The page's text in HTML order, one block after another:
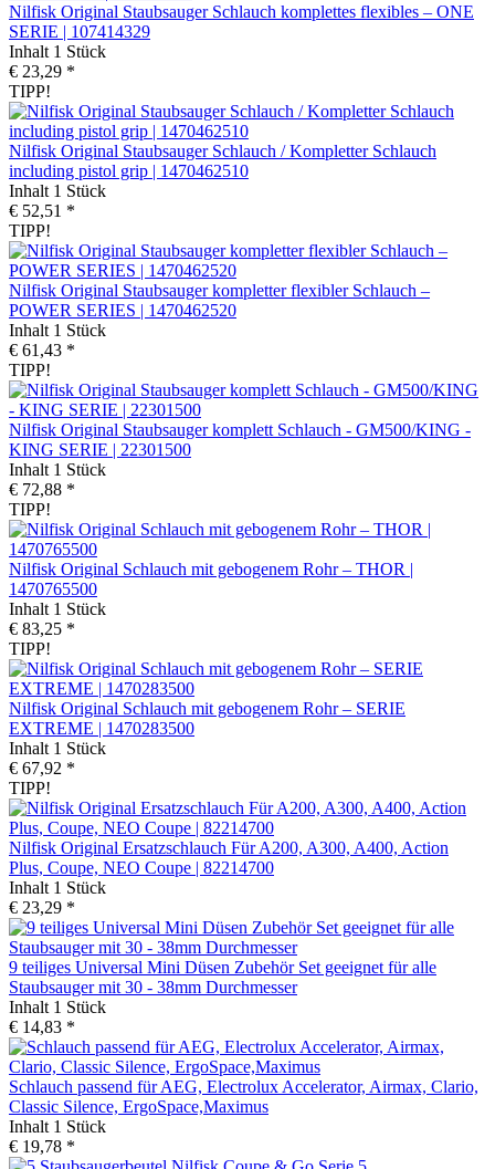
Nilfisk Original Staubsauger Schlauch komplettes flexibles – ONE
SERIE | 107414329
Inhalt 1 Stück
€ 23,29 *
TIPP!
Nilfisk Original Staubsauger Schlauch / Kompletter Schlauch
including pistol grip | 1470462510
Inhalt 1 Stück
€ 52,51 *
TIPP!
Nilfisk Original Staubsauger kompletter flexibler Schlauch –
POWER SERIES | 1470462520
Inhalt 1 Stück
€ 61,43 *
TIPP!
Nilfisk Original Staubsauger komplett Schlauch - GM500/KING -
KING SERIE | 22301500
Inhalt 1 Stück
€ 72,88 *
TIPP!
Nilfisk Original Schlauch mit gebogenem Rohr – THOR |
1470765500
Inhalt 1 Stück
€ 83,25 *
TIPP!
Nilfisk Original Schlauch mit gebogenem Rohr – SERIE
EXTREME | 1470283500
Inhalt 1 Stück
€ 67,92 *
TIPP!
Nilfisk Original Ersatzschlauch Für A200, A300, A400, Action
Plus, Coupe, NEO Coupe | 82214700
Inhalt 1 Stück
€ 23,29 *
9 teiliges Universal Mini Düsen Zubehör Set geeignet für alle
Staubsauger mit 30 - 38mm Durchmesser
Inhalt 1 Stück
€ 14,83 *
Schlauch passend für AEG, Electrolux Accelerator, Airmax, Clario,
Classic Silence, ErgoSpace,Maximus
Inhalt 1 Stück
€ 19,78 *